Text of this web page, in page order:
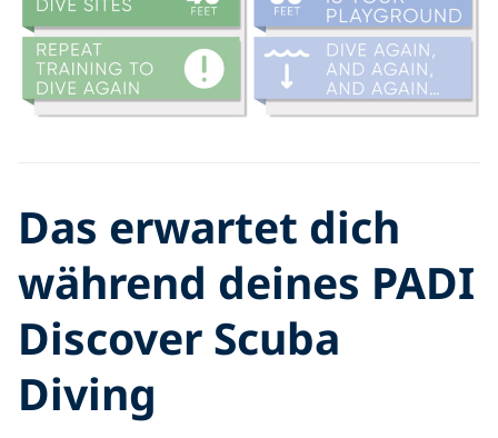
Das erwartet dich
während deines PADI
Discover Scuba
Diving